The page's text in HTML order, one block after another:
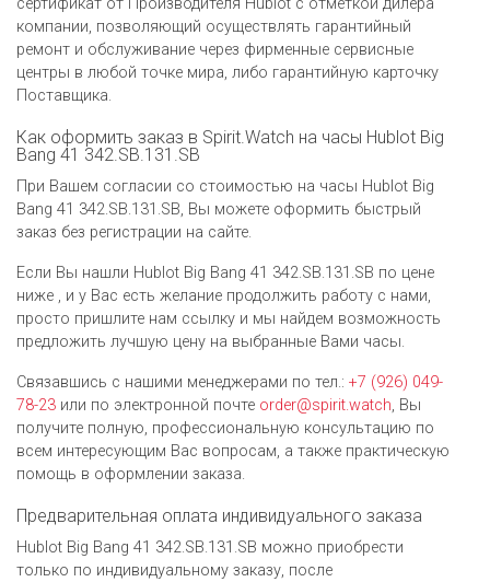
компании, позволяющий осуществлять гарантийный
ремонт и обслуживание через фирменные сервисные
центры в любой точке мира, либо гарантийную карточку
Поставщика.
Как оформить заказ в Spirit.Watch на часы Hublot Big
Bang 41 342.SB.131.SB
При Вашем согласии со стоимостью на часы Hublot Big
Bang 41 342.SB.131.SB, Вы можете оформить быстрый
заказ без регистрации на сайте.
Если Вы нашли Hublot Big Bang 41 342.SB.131.SB по цене
ниже , и у Вас есть желание продолжить работу с нами,
просто пришлите нам ссылку и мы найдем возможность
предложить лучшую цену на выбранные Вами часы.
Связавшись с нашими менеджерами по тел.: +7 (926) 049-
78-23 или по электронной почте order@spirit.watch, Вы
получите полную, профессиональную консультацию по
всем интересующим Вас вопросам, а также практическую
помощь в оформлении заказа.
Предварительная оплата индивидуального заказа
Hublot Big Bang 41 342.SB.131.SB можно приобрести
только по индивидуальному заказу, после